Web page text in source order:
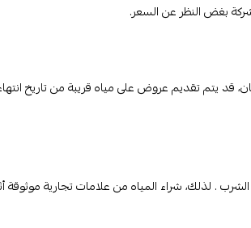
بغض النظر عن السعر.
قد يتم تقديم عروض على مياه قريبة من تاريخ
. لذلك، شراء المياه من علامات تجارية موثوقة